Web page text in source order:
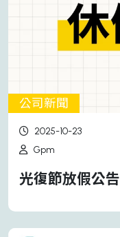
公司新聞
2025-10-23
Gpm
光復節放假公告